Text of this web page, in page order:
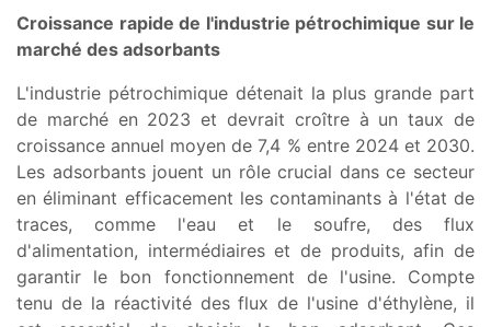
Croissance rapide de l'industrie pétrochimique sur le
marché des adsorbants
L'industrie pétrochimique détenait la plus grande part
de marché en 2023 et devrait croître à un taux de
croissance annuel moyen de 7,4 % entre 2024 et 2030.
Les adsorbants jouent un rôle crucial dans ce secteur
en éliminant efficacement les contaminants à l'état de
traces, comme l'eau et le soufre, des flux
d'alimentation, intermédiaires et de produits, afin de
garantir le bon fonctionnement de l'usine. Compte
tenu de la réactivité des flux de l'usine d'éthylène, il